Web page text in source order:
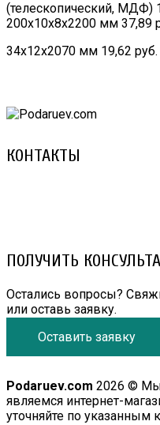
(телескопический, МДФ)
200х10х8х2200 мм 37,89
34х12х2070 мм 19,62 руб.
КОНТАКТЫ
ПОЛУЧИТЬ
Остались вопросы?
или оставь заявку.
Оставить заявку
Podaruev.com 2026 © Мы
являемся интернет-
уточняйте по указанным